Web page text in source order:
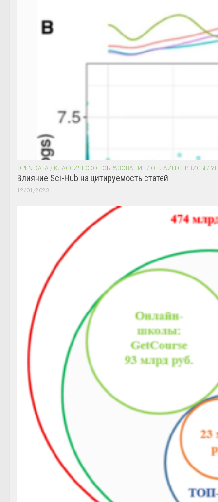
OPEN DATA / КЛАССИЧЕСКОЕ ОБРАЗОВАНИЕ / ОНЛАЙН СЕРВИСЫ /
Влияние Sci-Hub на цитируемость статей
12/01/2023